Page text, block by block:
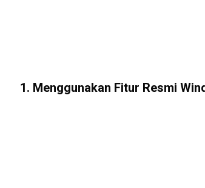
1. Menggunakan Fitur Resmi